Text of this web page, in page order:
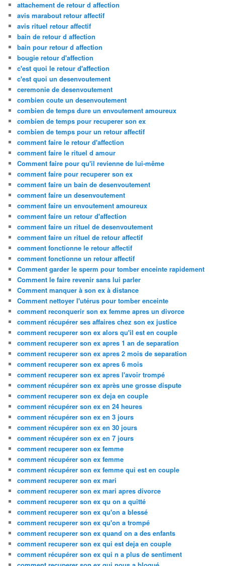
attachement de retour d affection
avis marabout retour affectif
avis rituel retour affectif
bain de retour d affection
bain pour retour d affection
bougie retour d'affection
c'est quoi le retour d'affection
c'est quoi un desenvoutement
ceremonie de desenvoutement
combien coute un desenvoutement
combien de temps dure un envoutement amoureux
combien de temps pour recuperer son ex
combien de temps pour un retour affectif
comment faire le retour d'affection
comment faire le rituel d amour
Comment faire pour qu'il revienne de lui-même
comment faire pour recuperer son ex
comment faire un bain de desenvoutement
comment faire un desenvoutement
comment faire un envoutement amoureux
comment faire un retour d'affection
comment faire un rituel de desenvoutement
comment faire un rituel de retour affectif
comment fonctionne le retour affectif
comment fonctionne un retour affectif
Comment garder le sperm pour tomber enceinte rapidement
Comment le faire revenir sans lui parler
Comment manquer à son ex à distance
Comment nettoyer l'utérus pour tomber enceinte
comment reconquerir son ex femme apres un divorce
comment récupérer ses affaires chez son ex justice
comment recuperer son ex alors qu'il est en couple
comment recuperer son ex apres 1 an de separation
comment recuperer son ex apres 2 mois de separation
comment recuperer son ex apres 6 mois
comment recuperer son ex apres l'avoir trompé
comment récupérer son ex après une grosse dispute
comment recuperer son ex deja en couple
comment récupérer son ex en 24 heures
comment récupérer son ex en 3 jours
comment récupérer son ex en 30 jours
comment récupérer son ex en 7 jours
comment recuperer son ex femme
comment récupérer son ex femme
comment récupérer son ex femme qui est en couple
comment recuperer son ex mari
comment recuperer son ex mari apres divorce
comment recuperer son ex qu on a quitté
comment recuperer son ex qu'on a blessé
comment recuperer son ex qu'on a trompé
comment recuperer son ex quand on a des enfants
comment recuperer son ex qui est deja en couple
comment récupérer son ex qui n a plus de sentiment